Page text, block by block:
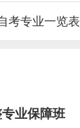
考专业一览表
业保障班